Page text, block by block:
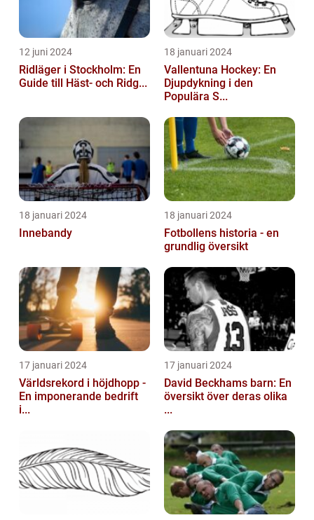
12 juni 2024
Ridläger i Stockholm: En
Guide till Häst- och Ridg...
18 januari 2024
Vallentuna Hockey: En
Djupdykning i den
Populära S...
18 januari 2024
Innebandy
18 januari 2024
Fotbollens historia - en
grundlig översikt
17 januari 2024
Världsrekord i höjdhopp -
En imponerande bedrift
i...
17 januari 2024
David Beckhams barn: En
översikt över deras olika
...